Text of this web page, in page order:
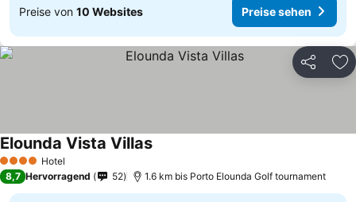
Preise von 10 Websites Preise sehen
Teilen
4 Sterne Hotel
Elounda Vista Villas
8,7 Hervorragend 52 1.6 km bis Porto Elounda Golf tournament